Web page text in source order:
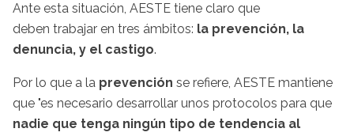
Ante esta situación, AESTE tiene claro que
deben trabajar en tres ámbitos: la prevención, la
denuncia, y el castigo.
Por lo que a la prevención se refiere, AESTE mantiene
que "es necesario desarrollar unos protocolos para que
nadie que tenga ningún tipo de tendencia al